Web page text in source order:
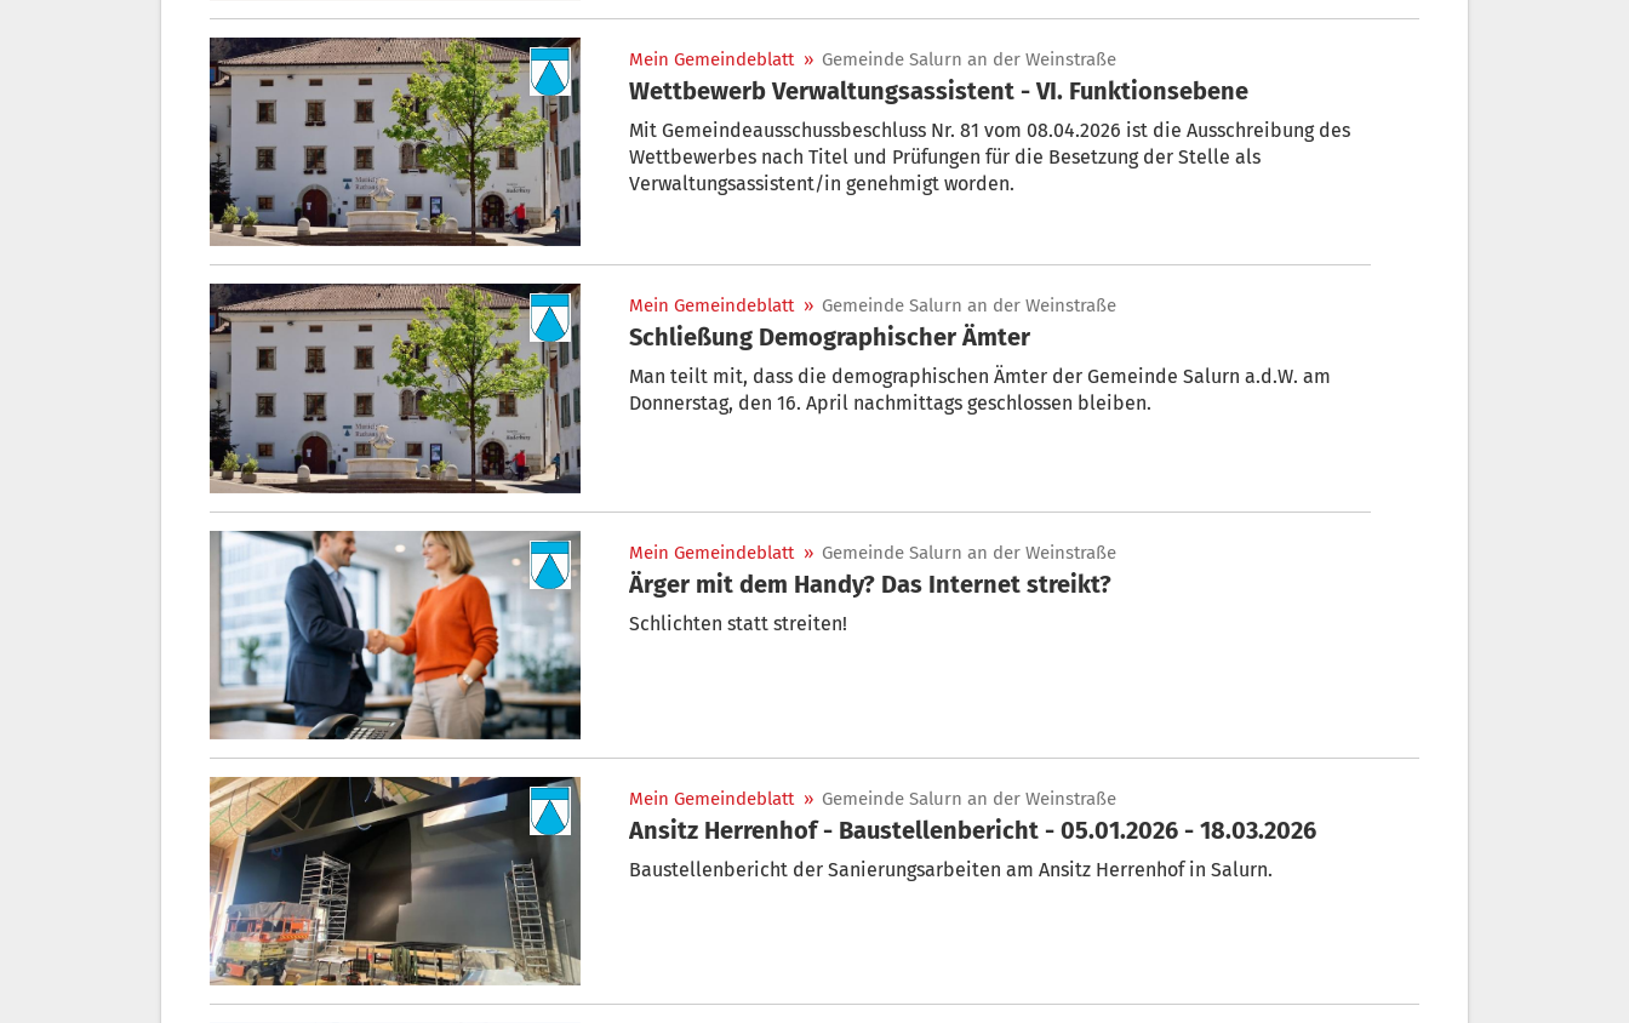
Mein Gemeindeblatt » Gemeinde Salurn an der Weinstraße
Wettbewerb Verwaltungsassistent - VI. Funktionsebene
Mit Gemeindeausschussbeschluss Nr. 81 vom 08.04.2026 ist die Ausschreibung des
Wettbewerbes nach Titel und Prüfungen für die Besetzung der Stelle als
Verwaltungsassistent/in genehmigt worden.
Mein Gemeindeblatt » Gemeinde Salurn an der Weinstraße
Schließung Demographischer Ämter
Man teilt mit, dass die demographischen Ämter der Gemeinde Salurn a.d.W. am
Donnerstag, den 16. April nachmittags geschlossen bleiben.
Mein Gemeindeblatt » Gemeinde Salurn an der Weinstraße
Ärger mit dem Handy? Das Internet streikt?
Schlichten statt streiten!
Mein Gemeindeblatt » Gemeinde Salurn an der Weinstraße
Ansitz Herrenhof - Baustellenbericht - 05.01.2026 - 18.03.2026
Baustellenbericht der Sanierungsarbeiten am Ansitz Herrenhof in Salurn.